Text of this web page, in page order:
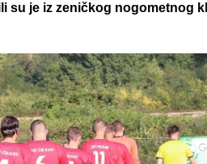
su je iz zeničkog nogometnog